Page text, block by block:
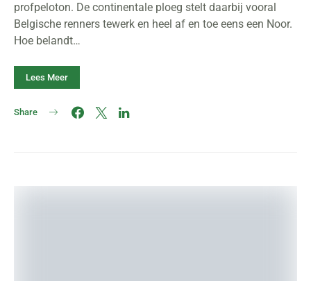
profpeloton. De continentale ploeg stelt daarbij vooral
Belgische renners tewerk en heel af en toe eens een Noor.
Hoe belandt…
Lees Meer
Share